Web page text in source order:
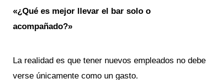
«¿Qué es mejor
llevar el bar solo o
acompañado?»
La realidad es que tener nuevos empleados no debe
verse únicamente como un gasto.